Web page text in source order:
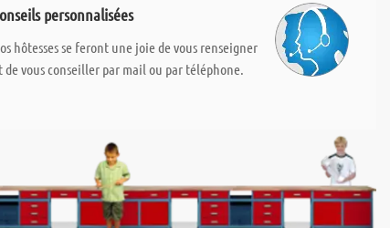
personnalisées
hôtesses se feront une joie de vous renseigner
de vous conseiller par mail ou par téléphone.